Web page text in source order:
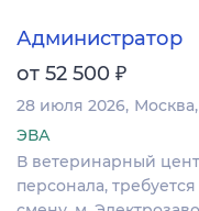
Администратор
от 52 500 ₽
28 июля 2026 Москва
ЭВА
В ветеринарный
персонала,